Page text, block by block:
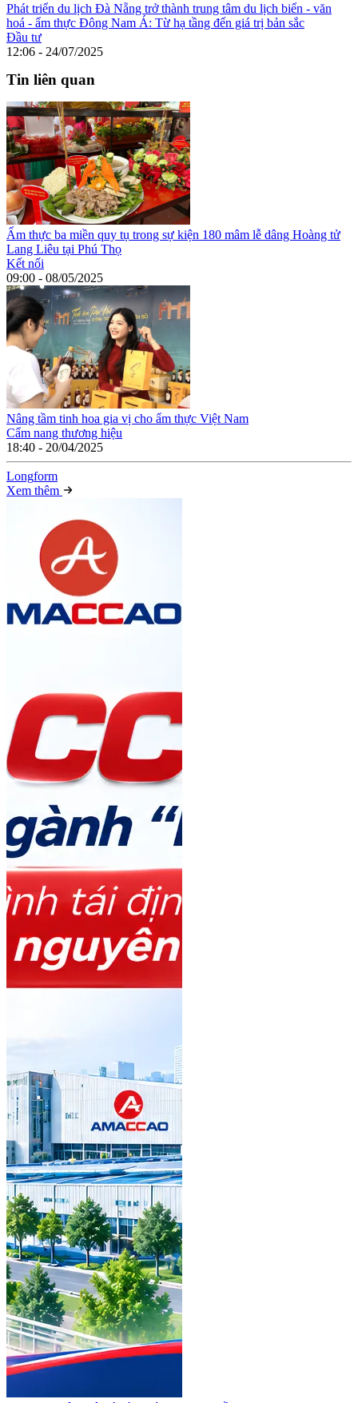
Phát triển du lịch Đà Nẵng trở thành trung tâm du lịch biển - văn
hoá - ẩm thực Đông Nam Á: Từ hạ tầng đến giá trị bản sắc
Đầu tư
12:06 - 24/07/2025
Tin liên quan
Ẩm thực ba miền quy tụ trong sự kiện 180 mâm lễ dâng Hoàng tử
Lang Liêu tại Phú Thọ
Kết nối
09:00 - 08/05/2025
Nâng tầm tinh hoa gia vị cho ẩm thực Việt Nam
Cẩm nang thương hiệu
18:40 - 20/04/2025
Longform
Xem thêm